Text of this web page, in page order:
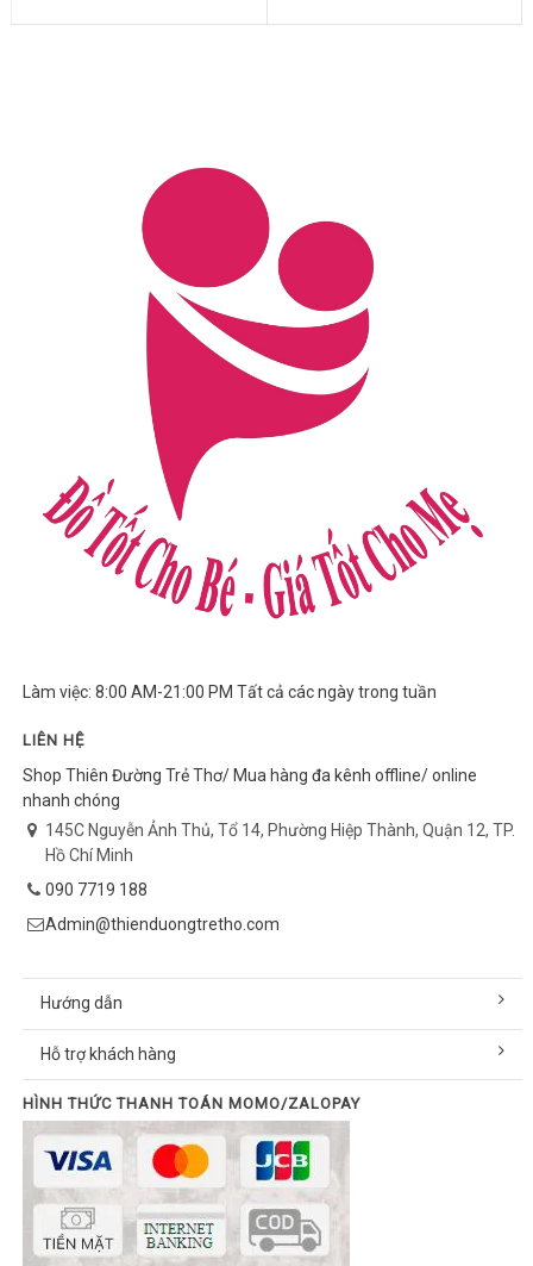
Làm việc: 8:00 AM-21:00 PM Tất cả các ngày trong tuần
LIÊN HỆ
Shop Thiên Đường Trẻ Thơ/ Mua hàng đa kênh offline/ online
nhanh chóng
145C Nguyễn Ảnh Thủ, Tổ 14, Phường Hiệp Thành, Quận 12, TP.
Hồ Chí Minh
090 7719 188
Admin@thienduongtretho.com
Hướng dẫn
Hỗ trợ khách hàng
HÌNH THỨC THANH TOÁN MOMO/ZALOPAY